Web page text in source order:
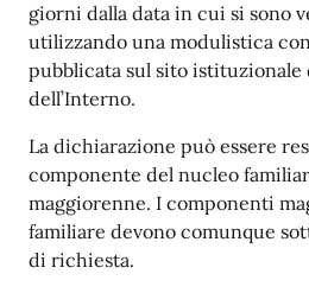
giorni dalla data in cui si sono
utilizzando una modulistica
pubblicata sul sito
dell’Interno.
La dichiarazione può essere
componente del nucleo
maggiorenne. I componenti
familiare devono comunque
di richiesta.